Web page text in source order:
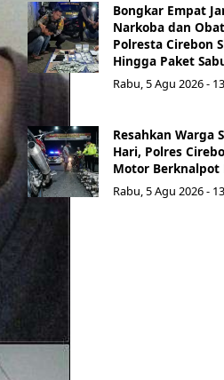
Bongkar Empat
Narkoba dan
Polresta Cirebon
Hingga Paket
Rabu, 5 Agu 2026 -
Resahkan Warga
Hari, Polres
Motor Berknalpot
Rabu, 5 Agu 2026 -